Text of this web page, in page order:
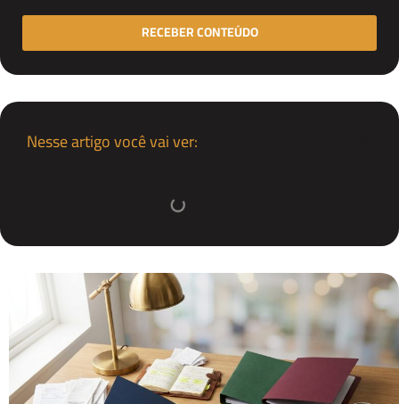
RECEBER CONTEÚDO
Nesse artigo você vai ver: